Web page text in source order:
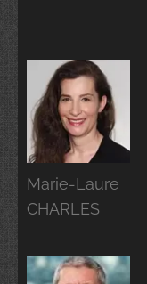
Marie-Laure
CHARLES